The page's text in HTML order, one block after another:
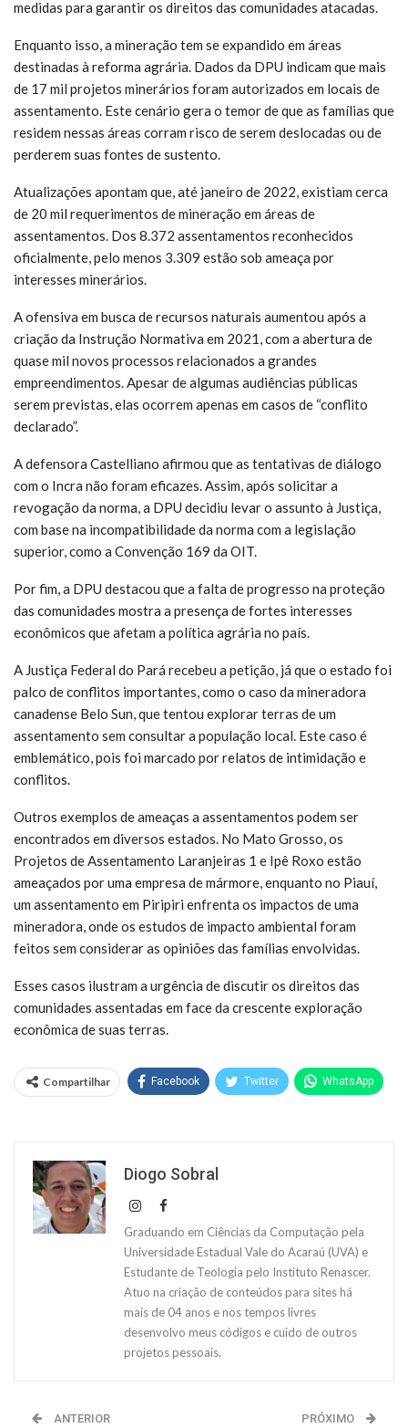
medidas para garantir os direitos das comunidades atacadas.
Enquanto isso, a mineração tem se expandido em áreas
destinadas à reforma agrária. Dados da DPU indicam que mais
de 17 mil projetos minerários foram autorizados em locais de
assentamento. Este cenário gera o temor de que as famílias que
residem nessas áreas corram risco de serem deslocadas ou de
perderem suas fontes de sustento.
Atualizações apontam que, até janeiro de 2022, existiam cerca
de 20 mil requerimentos de mineração em áreas de
assentamentos. Dos 8.372 assentamentos reconhecidos
oficialmente, pelo menos 3.309 estão sob ameaça por
interesses minerários.
A ofensiva em busca de recursos naturais aumentou após a
criação da Instrução Normativa em 2021, com a abertura de
quase mil novos processos relacionados a grandes
empreendimentos. Apesar de algumas audiências públicas
serem previstas, elas ocorrem apenas em casos de “conflito
declarado”.
A defensora Castelliano afirmou que as tentativas de diálogo
com o Incra não foram eficazes. Assim, após solicitar a
revogação da norma, a DPU decidiu levar o assunto à Justiça,
com base na incompatibilidade da norma com a legislação
superior, como a Convenção 169 da OIT.
Por fim, a DPU destacou que a falta de progresso na proteção
das comunidades mostra a presença de fortes interesses
econômicos que afetam a política agrária no país.
A Justiça Federal do Pará recebeu a petição, já que o estado foi
palco de conflitos importantes, como o caso da mineradora
canadense Belo Sun, que tentou explorar terras de um
assentamento sem consultar a população local. Este caso é
emblemático, pois foi marcado por relatos de intimidação e
conflitos.
Outros exemplos de ameaças a assentamentos podem ser
encontrados em diversos estados. No Mato Grosso, os
Projetos de Assentamento Laranjeiras 1 e Ipê Roxo estão
ameaçados por uma empresa de mármore, enquanto no Piauí,
um assentamento em Piripiri enfrenta os impactos de uma
mineradora, onde os estudos de impacto ambiental foram
feitos sem considerar as opiniões das famílias envolvidas.
Esses casos ilustram a urgência de discutir os direitos das
comunidades assentadas em face da crescente exploração
econômica de suas terras.
Compartilhar Facebook Twitter WhatsApp
Diogo Sobral
Graduando em Ciências da Computação pela
Universidade Estadual Vale do Acaraú (UVA) e
Estudante de Teologia pelo Instituto Renascer.
Atuo na criação de conteúdos para sites há
mais de 04 anos e nos tempos livres
desenvolvo meus códigos e cuido de outros
projetos pessoais.
ANTERIOR PRÓXIMO